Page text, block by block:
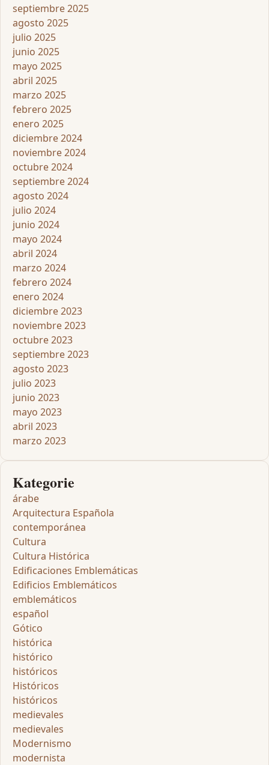
septiembre 2025
agosto 2025
julio 2025
junio 2025
mayo 2025
abril 2025
marzo 2025
febrero 2025
enero 2025
diciembre 2024
noviembre 2024
octubre 2024
septiembre 2024
agosto 2024
julio 2024
junio 2024
mayo 2024
abril 2024
marzo 2024
febrero 2024
enero 2024
diciembre 2023
noviembre 2023
octubre 2023
septiembre 2023
agosto 2023
julio 2023
junio 2023
mayo 2023
abril 2023
marzo 2023
Kategorie
árabe
Arquitectura Española
contemporánea
Cultura
Cultura Histórica
Edificaciones Emblemáticas
Edificios Emblemáticos
emblemáticos
español
Gótico
histórica
histórico
históricos
Históricos
históricos
medievales
medievales
Modernismo
modernista